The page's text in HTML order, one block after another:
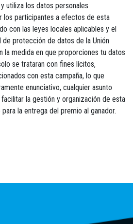
utiliza los datos personales
los participantes a efectos de esta
con las leyes locales aplicables y el
de protección de datos de la Unión
la medida en que proporciones tu datos
se trataran con fines lícitos,
con esta campaña, lo que
enunciativo, cualquier asunto
la gestión y organización de esta
la entrega del premio al ganador.